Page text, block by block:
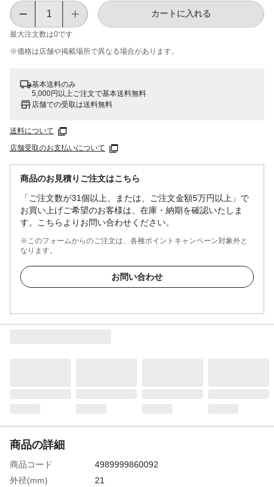
最大注文数は0です
カートに入れる
※価格は​店舗や​掲載場所で​異なる​場合が​あります。
基本送料のみ
5,000円以上ご注文で基本送料無料
店舗での受取は送料無料
送料について
店舗受取のお支払いについて
商品のお見積りご注文はこちら
「ご注文数が31個以上、または、ご注文金額5万円以上」で
お買い上げご希望のお客様は、在庫・納期を確認いたしま
す。こちらよりお問い合わせください。
※このフォームからのご注文は、各種ポイントキャンペーン対象外と
なります。
お問い合わせ
商品の詳細
商品コード
4989999860092
外径(mm)
21